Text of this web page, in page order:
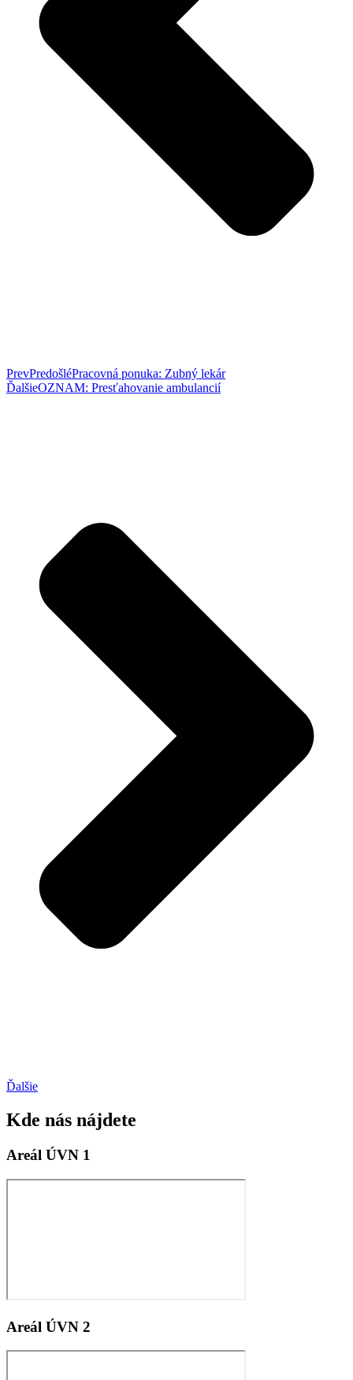
PrevPredošléPracovná ponuka: Zubný lekár
ĎalšieOZNAM: Presťahovanie ambulancií
Ďalšie
Kde nás nájdete
Areál ÚVN 1
Areál ÚVN 2